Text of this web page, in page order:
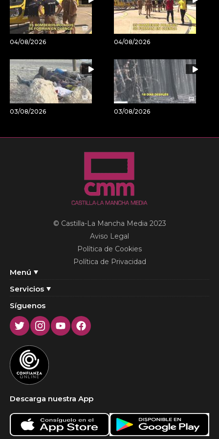
04/08/2026 04/08/2026
03/08/2026 03/08/2026
Menú
Servicios
© Castilla-La Mancha Media 2023
Aviso Legal
Política de Cookies
Política de Privacidad
Síguenos
TwitterInstagram
YoutubeFacebook
Descarga nuestra App